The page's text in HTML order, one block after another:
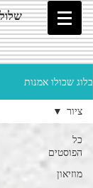
שלולית - בלוג שכולו אמנות
בלוג שכולו אמנות
כל
הפוסטים
מוזיאון
ציור